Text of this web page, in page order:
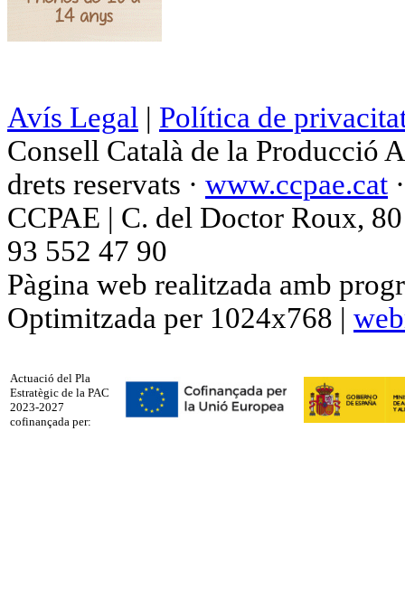
Avís Legal | Política de
Consell Català de la Producció
drets reservats · www.ccpae.cat
CCPAE | C. del Doctor Roux,
93 552 47 90
Pàgina web realitzada amb
Optimitzada per 1024x768 |
Actuació del Pla
Estratègic de la PAC
2023-2027
cofinançada per: